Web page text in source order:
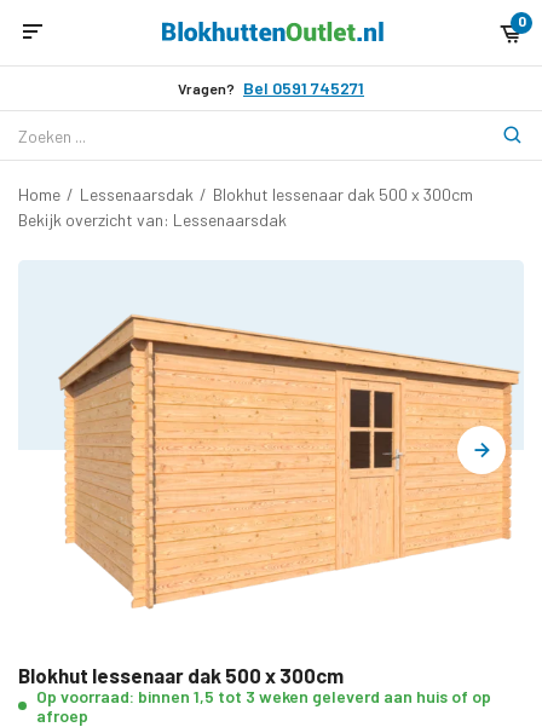
0
Vragen? Bel 0591 745271
Home / Lessenaarsdak / Blokhut lessenaar dak 500 x 300cm
Bekijk overzicht van: Lessenaarsdak
Blokhut lessenaar dak 500 x 300cm
Op voorraad: binnen 1,5 tot 3 weken geleverd aan huis of op
afroep